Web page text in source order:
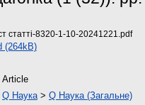
статті-8320-1-10-20241221.pdf
(264kB)
Article
Q Наука > Q Наука (Загальне)